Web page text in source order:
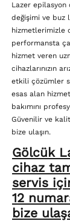
Lazer epilasyon
değişimi ve buz
hizmetlerimizle
performansta
hizmet veren
cihazlarınızın
etkili çözümler
esas alan hizmet
bakımını
Güvenilir ve
bize ulaşın.
Gölcük
cihaz
servis
12
bize